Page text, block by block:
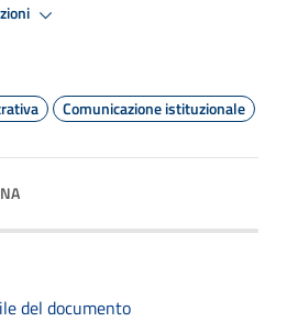
Comunicazione istituzionale
del documento